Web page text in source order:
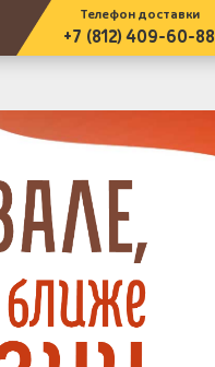
Телефон доставки
+7 (812) 409-60-88